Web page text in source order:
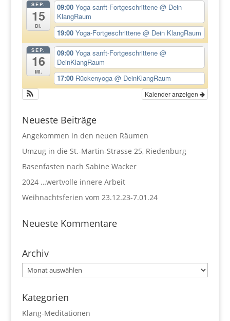
SEP.
15
Di.
09:00Yoga sanft-Fortgeschrittene@ Dein
KlangRaum
19:00Yoga-Fortgeschrittene@ Dein KlangRaum
SEP.
16
Mi.
09:00Yoga sanft-Fortgeschrittene@
DeinKlangRaum
17:00 Rückenyoga@ DeinKlangRaum
Kalender anzeigen
Neueste Beiträge
Angekommen in den neuen Räumen
Umzug in die St.-Martin-Strasse 25, Riedenburg
Basenfasten nach Sabine Wacker
2024 …wertvolle innere Arbeit
Weihnachtsferien vom 23.12.23-7.01.24
Neueste Kommentare
Archiv
Archiv
Kategorien
Klang-Meditationen